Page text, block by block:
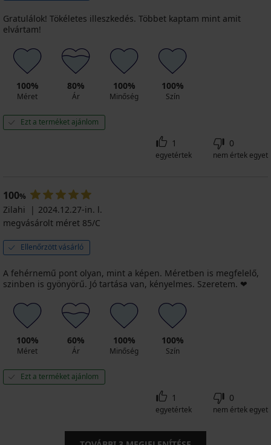
Gratulálok! Tökéletes illeszkedés. Többet kaptam mint amit
elvártam!
100%
Méret
80%
Ár
100%
Minőség
100%
Szín
Ezt a terméket ajánlom
1
egyetértek
0
nem értek egyet
100%
Zilahi
2024.12.27-in. l.
megvásárolt méret 85/C
Ellenőrzött vásárló
A fehérnemű pont olyan, mint a képen. Méretben is megfelelő,
szinben is gyönyörű. Jó tartása van, kényelmes. Szeretem. ❤️
100%
Méret
60%
Ár
100%
Minőség
100%
Szín
Ezt a terméket ajánlom
1
egyetértek
0
nem értek egyet